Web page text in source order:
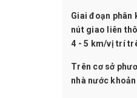
Giai đoạn phân
nút giao liên
4 - 5 km/vị trí
Trên cơ sở
nhà nước